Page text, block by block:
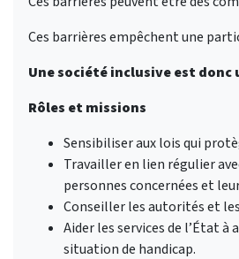
Ces barrières empêchent une
Une société inclusive est
Rôles et missions
Sensibiliser aux lois qui
Travailler en lien régulier
personnes concernées et
Conseiller les autorités et
Aider les services de l’État
situation de handicap.